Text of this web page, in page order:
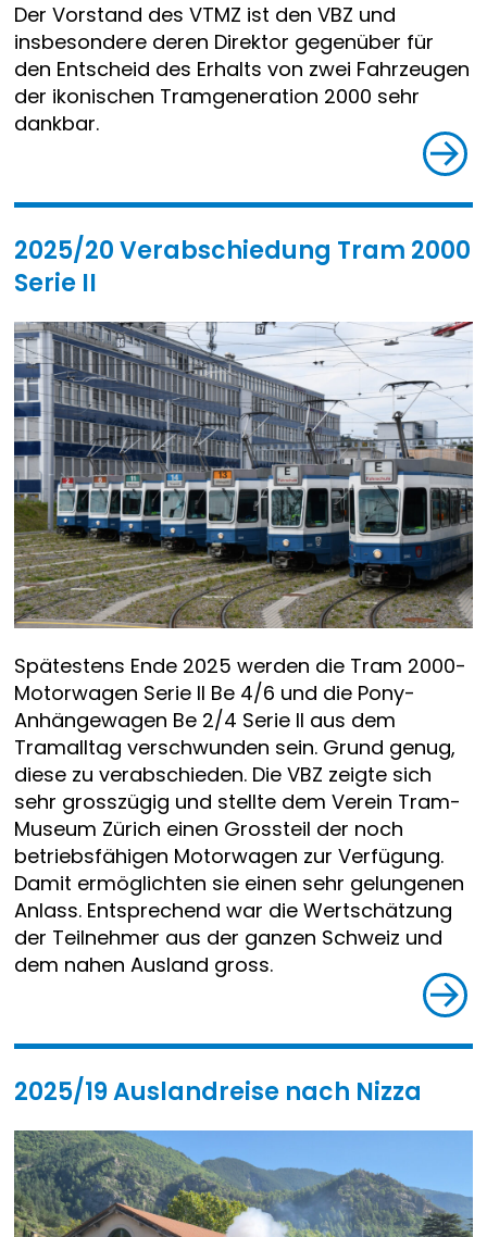
Der Vorstand des VTMZ ist den VBZ und
insbesondere deren Direktor gegenüber für
den Entscheid des Erhalts von zwei Fahrzeugen
der ikonischen Tramgeneration 2000 sehr
dankbar.
2025/20 Verabschiedung Tram 2000
Serie II
Spätestens Ende 2025 werden die Tram 2000-
Motorwagen Serie II Be 4/6 und die Pony-
Anhängewagen Be 2/4 Serie II aus dem
Tramalltag verschwunden sein. Grund genug,
diese zu verabschieden. Die VBZ zeigte sich
sehr grosszügig und stellte dem Verein Tram-
Museum Zürich einen Grossteil der noch
betriebsfähigen Motorwagen zur Verfügung.
Damit ermöglichten sie einen sehr gelungenen
Anlass. Entsprechend war die Wertschätzung
der Teilnehmer aus der ganzen Schweiz und
dem nahen Ausland gross.
2025/19 Auslandreise nach Nizza